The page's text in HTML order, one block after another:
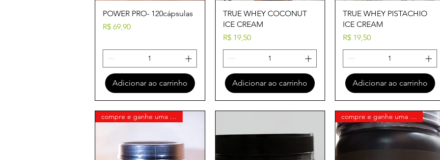
Visualização rápida
POWER PRO- 120cápsulas
Preço
R$ 69,90
Adicionar ao carrinho
Visualização rápida
TRUE WHEY COCONUT
ICE CREAM
Preço
R$ 19,50
Adicionar ao carrinho
Visualização rápida
TRUE WHEY PISTACHIO
ICE CREAM
Preço
R$ 19,50
Adicionar ao carrinho
compre e ganhe uma pasta bendu compre e ganhe uma pasta bendu